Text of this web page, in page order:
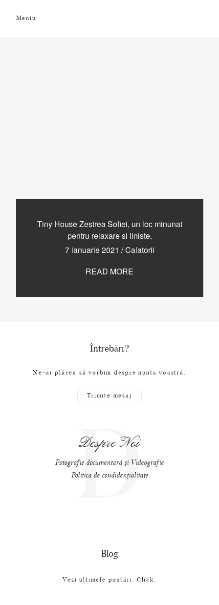
Meniu
Tiny House Zestrea Sofiei, un loc minunat
pentru relaxare si liniste.
7 ianuarie 2021 /Calatorii
READ MORE
CONTACT
Întrebări?
Ne-ar plăcea să vorbim despre nunta voastră.
Trimite mesaj
Despre Noi
D
Fotografie documentară și Videografie
Politica de condidențialitate
Blog
Vezi ultimele postări. Click.